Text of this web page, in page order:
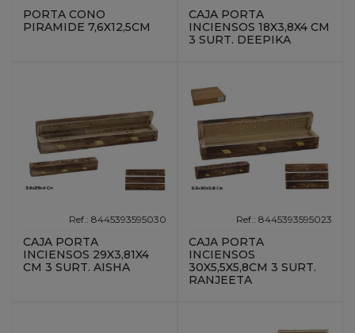
PORTA CONO
PIRAMIDE 7,6X12,5CM
CAJA PORTA
INCIENSOS 18X3,8X4 CM
3 SURT. DEEPIKA
Ref.: 8445393595030
CAJA PORTA
INCIENSOS 29X3,81X4
CM 3 SURT. AISHA
Ref.: 8445393595023
CAJA PORTA
INCIENSOS
30X5,5X5,8CM 3 SURT.
RANJEETA